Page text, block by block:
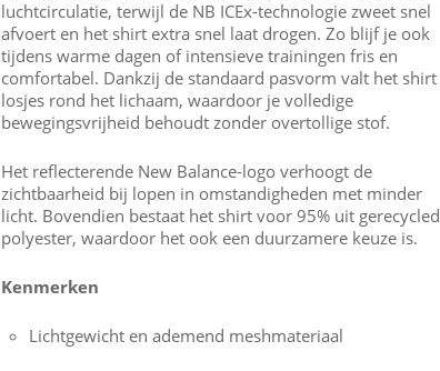
luchtcirculatie, terwijl de NB ICEx-technologie zweet snel
afvoert en het shirt extra snel laat drogen. Zo blijf je ook
tijdens warme dagen of intensieve trainingen fris en
comfortabel. Dankzij de standaard pasvorm valt het shirt
losjes rond het lichaam, waardoor je volledige
bewegingsvrijheid behoudt zonder overtollige stof.
Het reflecterende New Balance-logo verhoogt de
zichtbaarheid bij lopen in omstandigheden met minder
licht. Bovendien bestaat het shirt voor 95% uit gerecycled
polyester, waardoor het ook een duurzamere keuze is.
Kenmerken
Lichtgewicht en ademend meshmateriaal